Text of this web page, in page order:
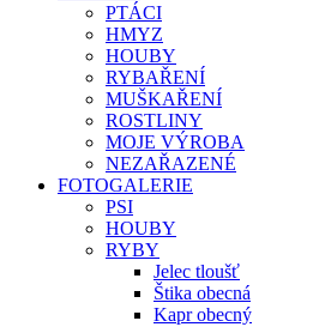
PTÁCI
HMYZ
HOUBY
RYBAŘENÍ
MUŠKAŘENÍ
ROSTLINY
MOJE VÝROBA
NEZAŘAZENÉ
FOTOGALERIE
PSI
HOUBY
RYBY
Jelec tloušť
Štika obecná
Kapr obecný